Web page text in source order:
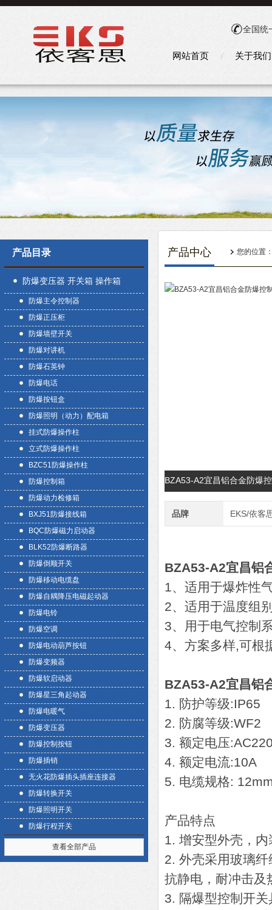
全国统
网站首页 关于我们
产品目录
防爆变压器 开关箱 操作箱
防爆主令控制器
防爆正压柜
防爆墙壁开关
防爆对讲机
防爆石英钟
防爆电话
防爆按钮盒
防爆照明（动力）配电箱
挂式防爆操作柱
立式防爆操作柱
BZC51防爆操作柱
防爆控制箱
防爆动力检修箱
BXJ51防爆接线箱
BQC防爆磁力启动器
BLK52防爆断路器
防爆倒顺开关
防爆移动电缆盘
防爆自耦降压电磁起动器
防爆电铃
防爆空调
防爆电动葫芦按钮
防爆变频器
防爆软启动器
防爆星三角起动器
防爆电暖气
防爆变压器
防爆控制按钮
防爆插销
无火花防爆插头插座连接器
防爆转换开关
防爆照明开关
防爆行程开关
查看全部产品
产品中心 您的位置
BZA53-A2宜昌铝合金防爆
品牌 EKS/依客
BZA53-A2宜昌铝
1、适用于爆炸性
2、适用于温度组
3、用于电气控制
4、方案多样,可根
BZA53-A2宜昌铝
1. 防护等级:IP65
2. 防腐等级:WF2
3. 额定电压
4. 额定电流:10A
5. 电缆规格:
产品特点
1. 增安型外壳，
2. 外壳采用玻璃
抗静电，耐冲击及
3. 隔爆型控制开